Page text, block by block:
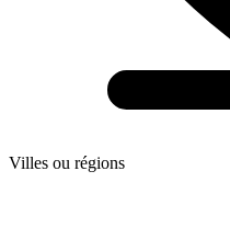
Villes ou régions